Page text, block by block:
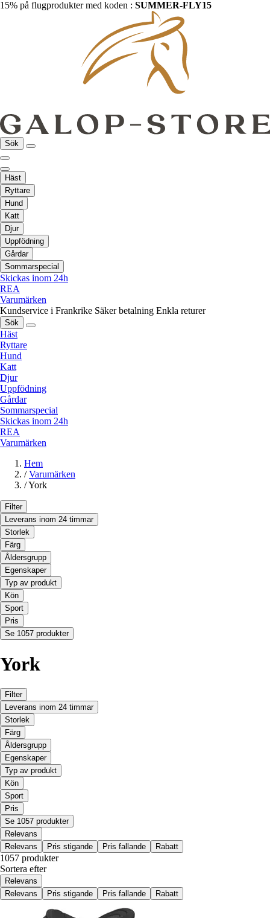
15% på flugprodukter med koden : SUMMER-FLY15
Sök
Häst
Ryttare
Hund
Katt
Djur
Uppfödning
Gårdar
Sommarspecial
Skickas inom 24h
REA
Varumärken
Kundservice i Frankrike Säker betalning Enkla returer
Sök
Häst
Ryttare
Hund
Katt
Djur
Uppfödning
Gårdar
Sommarspecial
Skickas inom 24h
REA
Varumärken
Hem
/ Varumärken
/York
Filter
Leverans inom 24 timmar
Storlek
Färg
Åldersgrupp
Egenskaper
Typ av produkt
Kön
Sport
Pris
Se 1057 produkter
York
Filter
Leverans inom 24 timmar
Storlek
Färg
Åldersgrupp
Egenskaper
Typ av produkt
Kön
Sport
Pris
Se 1057 produkter
Relevans
Relevans
Pris stigande Pris fallande Rabatt
1057 produkter
Sortera efter
Relevans
Relevans
Pris stigande Pris fallande Rabatt